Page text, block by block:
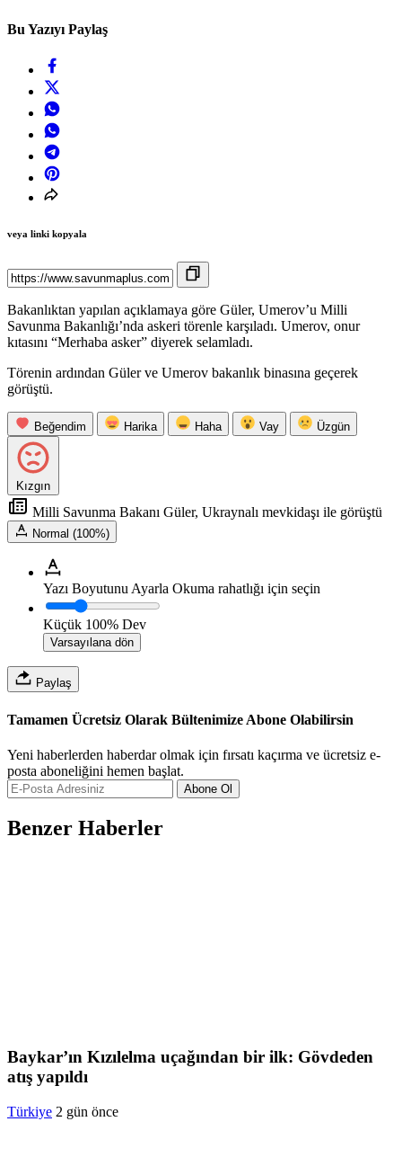
Bu Yazıyı Paylaş
veya linki kopyala
Bakanlıktan yapılan açıklamaya göre Güler, Umerov’u Milli
Savunma Bakanlığı’nda askeri törenle karşıladı. Umerov, onur
kıtasını “Merhaba asker” diyerek selamladı.
Törenin ardından Güler ve Umerov bakanlık binasına geçerek
görüştü.
Beğendim Harika Haha Vay Üzgün
Kızgın
Milli Savunma Bakanı Güler, Ukraynalı mevkidaşı ile görüştü
Normal (100%)
Yazı Boyutunu Ayarla Okuma rahatlığı için seçin
Küçük 100% Dev
Varsayılana dön
Paylaş
Tamamen Ücretsiz Olarak Bültenimize Abone Olabilirsin
Yeni haberlerden haberdar olmak için fırsatı kaçırma ve ücretsiz e-
posta aboneliğini hemen başlat.
Abone Ol
Benzer Haberler
Baykar’ın Kızılelma uçağından bir ilk: Gövdeden
atış yapıldı
Türkiye 2 gün önce